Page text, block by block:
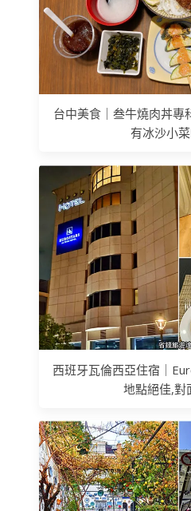
台中美食｜叁牛燒肉丼
有冰沙小
西班牙瓦倫西亞住宿｜
地點絕佳,對